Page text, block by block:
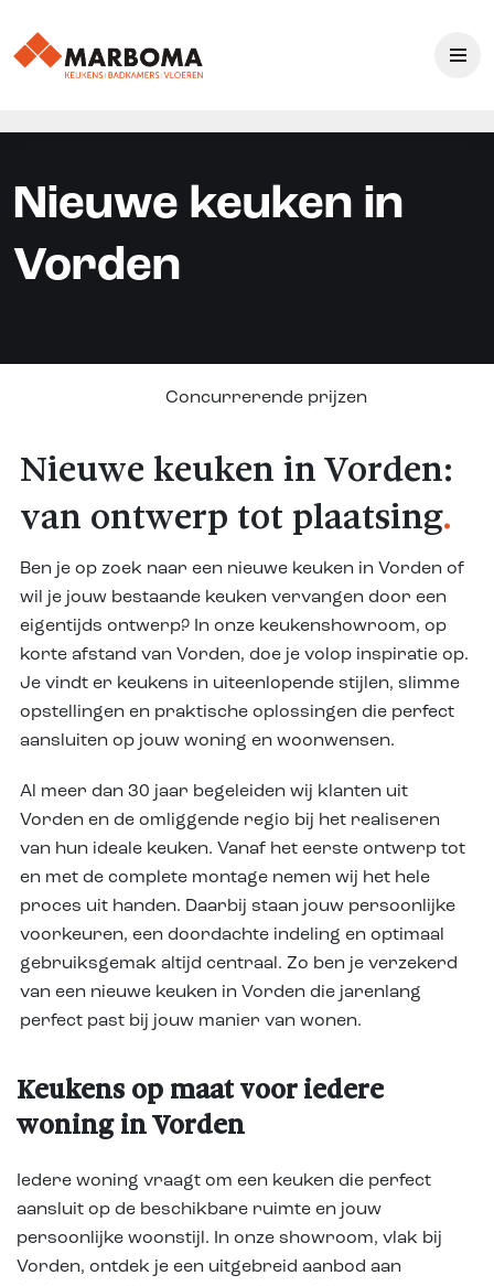
Nieuwe keuken in
Vorden
Concurrerende prijzen
Nieuwe keuken in Vorden:
van ontwerp tot plaatsing.
Ben je op zoek naar een nieuwe keuken in Vorden of
wil je jouw bestaande keuken vervangen door een
eigentijds ontwerp? In onze keukenshowroom, op
korte afstand van Vorden, doe je volop inspiratie op.
Je vindt er keukens in uiteenlopende stijlen, slimme
opstellingen en praktische oplossingen die perfect
aansluiten op jouw woning en woonwensen.
Al meer dan 30 jaar begeleiden wij klanten uit
Vorden en de omliggende regio bij het realiseren
van hun ideale keuken. Vanaf het eerste ontwerp tot
en met de complete montage nemen wij het hele
proces uit handen. Daarbij staan jouw persoonlijke
voorkeuren, een doordachte indeling en optimaal
gebruiksgemak altijd centraal. Zo ben je verzekerd
van een nieuwe keuken in Vorden die jarenlang
perfect past bij jouw manier van wonen.
Keukens op maat voor iedere
woning in Vorden
Iedere woning vraagt om een keuken die perfect
aansluit op de beschikbare ruimte en jouw
persoonlijke woonstijl. In onze showroom, vlak bij
Vorden, ontdek je een uitgebreid aanbod aan